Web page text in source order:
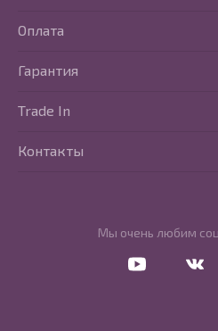
Мы очень любим
Оплата
Гарантия
Trade In
Контакты